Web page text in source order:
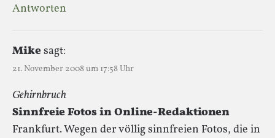
Antworten
Mikesagt:
21. November 2008 um 17:58 Uhr
Gehirnbruch
Sinnfreie Fotos in Online-Redaktionen
Frankfurt. Wegen der völlig sinnfreien Fotos, die in